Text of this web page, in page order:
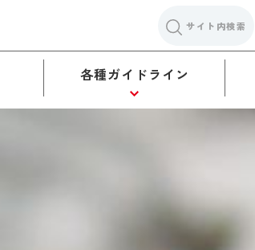
サイト内検索
各種ガイドライン